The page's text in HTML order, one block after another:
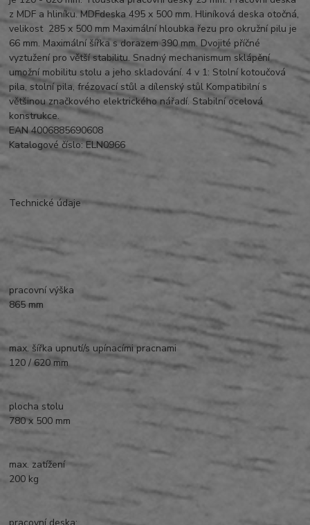
z MDF a hliníku. MDFdeska 495 x 500 mm. Hliníková deska otočná,
velikost 285 x 500 mm Maximální hloubka řezu pro okružní pilu je
66 mm. Maximální šířka s dorazem 390 mm. Dvojité příčné
vyztužení pro větší stabilitu. Snadný mechanismum sklápění
umožní mobilitu stolu a jeho skladování. 4 v 1: Stolní kotoučová
pila, stolní pila, frézovací stůl a dílenský stůl Kompatibilní s
většinou značkového elektrického nářadí. Stabilní ocelová
konstrukce.
EAN 4006885690608
Katalogové číslo: ELN0966
Technické údaje
pracovní výška
865 mm
max. šířka upnutí/s upínacími pracnami
120 / 620 mm
plocha stolu
780 x 500 mm
max. zatížení
200 kg